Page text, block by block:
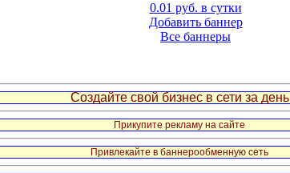
0.01 руб. в сутки
Добавить баннер
Все баннеры
Создайте свой бизнес в сети за день
Прикупите рекламу на сайте
Привлекайте в баннерообменную сеть